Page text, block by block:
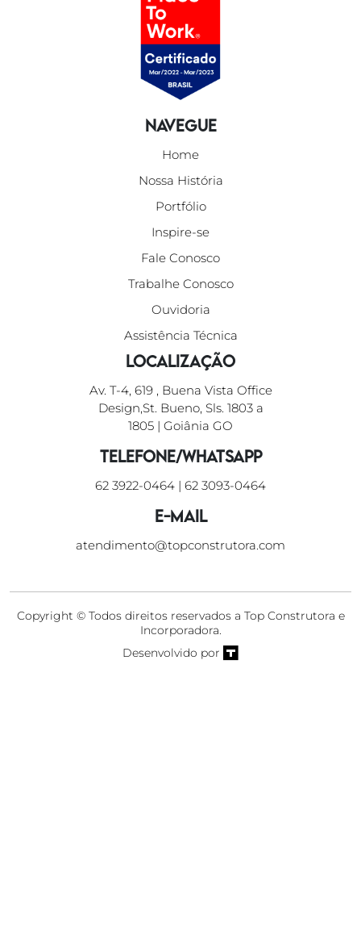
Navegue
Home
Nossa História
Portfólio
Inspire-se
Fale Conosco
Trabalhe Conosco
Ouvidoria
Assistência Técnica
Localização
Av. T-4, 619 , Buena Vista Office
Design,St. Bueno, Sls. 1803 a
1805 | Goiânia GO
Telefone/WhatsApp
62 3922-0464 | 62 3093-0464
E-mail
atendimento@topconstrutora.com
Copyright © Todos direitos reservados a Top Construtora e
Incorporadora.
Desenvolvido por